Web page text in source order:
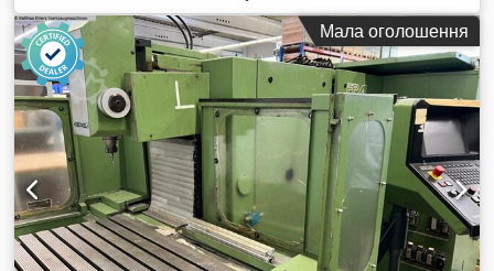
вживана техніка. Машину можна оглянути під напругою за
попередньою домовленістю. Аксесуари, зображений
інструмент і затискні елементи входять у комплект поставки
лише у випадку, якщо це зазначено в додатковій
інформації. Зміни та помилки у технічних даних та
характеристиках, а також попередній продаж можливі!
Мала оголошення